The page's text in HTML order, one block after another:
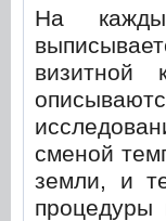
На
визитной
сменой
земли, и
процедуры